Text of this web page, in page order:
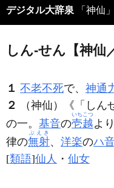
デジタル大辞泉 「神仙
しん‐せん【神仙
１ 不老不死で、 神通
２
（神仙）《「しん
の一。 基音の壱越
いちこつ
よ
律の無射
ぶえき
、 洋楽のハ
[類語]仙人 ・ 仙女